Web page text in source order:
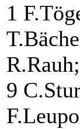
1
R.Rauh;
9